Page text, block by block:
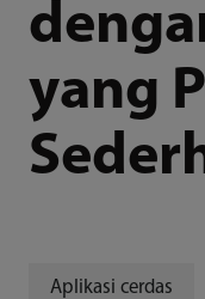
yang
Aplikasi cerdas